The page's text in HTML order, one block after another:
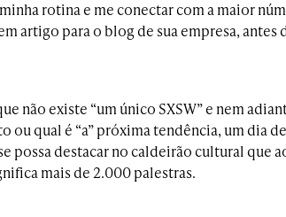
rotina e me conectar com a maior
artigo para o blog de sua empresa, antes
não existe “um único SXSW” e nem
ou qual é “a” próxima tendência, um dia
possa destacar no caldeirão cultural que
mais de 2.000 palestras.